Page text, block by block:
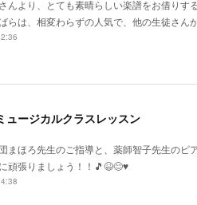
んより、とても素晴らしい楽譜をお借り
らは、相変わらずの人気で、他の生徒さ
ュージカルクラスレッスン
まほろ先生のご指導と、薬師智子先生のピ
頑張りましょう！！🎵😆😊♥️